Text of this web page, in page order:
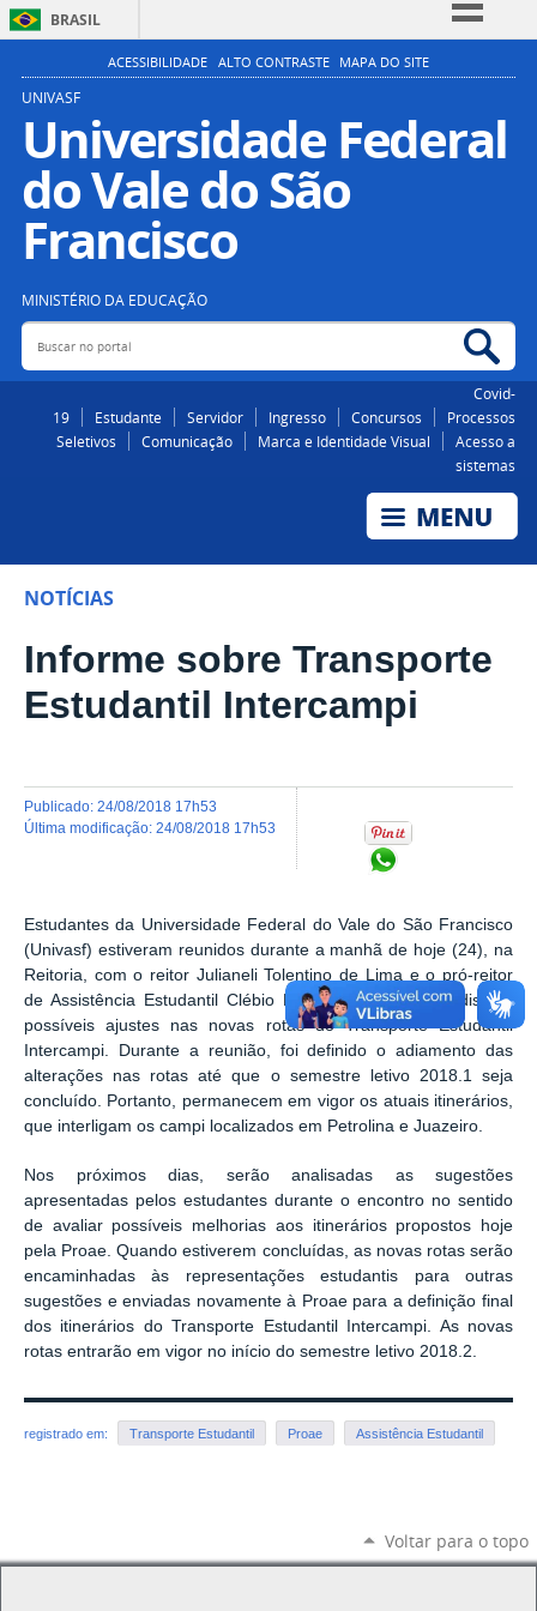
BRASIL
Simplifique!
Participe
Acesso à informação
Legislação
ACESSIBILIDADE ALTO CONTRASTE MAPA DO SITE
UNIVASF
Universidade Federal
do Vale do São
Francisco
MINISTÉRIO DA EDUCAÇÃO
Buscar no portal
Covid-
19
Estudante Servidor Ingresso Concursos
Processos
Seletivos
Comunicação Marca e Identidade Visual
Acesso a
sistemas
NOTÍCIAS
Informe sobre Transporte
Estudantil Intercampi
publicado: 24/08/2018 17h53
última modificação: 24/08/2018 17h53
Estudantes da Universidade Federal do Vale do São Francisco
(Univasf) estiveram reunidos durante a manhã de hoje (24), na
Reitoria, com o reitor Julianeli Tolentino de Lima e o pró-reitor
de Assistência Estudantil Clébio Pereira Ferreira para discutir
possíveis ajustes nas novas rotas do Transporte Estudantil
Intercampi. Durante a reunião, foi definido o adiamento das
alterações nas rotas até que o semestre letivo 2018.1 seja
concluído. Portanto, permanecem em vigor os atuais itinerários,
que interligam os campi localizados em Petrolina e Juazeiro.
Nos próximos dias, serão analisadas as sugestões
apresentadas pelos estudantes durante o encontro no sentido
de avaliar possíveis melhorias aos itinerários propostos hoje
pela Proae. Quando estiverem concluídas, as novas rotas serão
encaminhadas às representações estudantis para outras
sugestões e enviadas novamente à Proae para a definição final
dos itinerários do Transporte Estudantil Intercampi. As novas
rotas entrarão em vigor no início do semestre letivo 2018.2.
registrado em: Transporte Estudantil Proae Assistência Estudantil
Voltar para o topo